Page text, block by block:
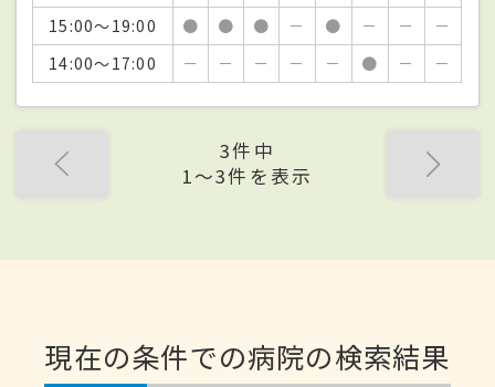
15:00～19:00
● ● ● － ● － －
－
14:00～17:00
－ － － － － ● － －
3件中
1〜3件を表示
現在の条件での病院の検索結果